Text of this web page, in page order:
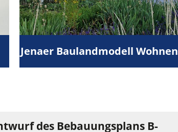
Jenaer Baulandmodell Wohnen
des Bebauungsplans B-